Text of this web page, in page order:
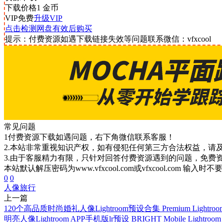
下载价格1 金币
VIP免费升级VIP
点击检测网盘有效后购买
提示：付费资源如遇下载链接失效等问题联系微信：vfxcool
常见问题
1付费资源下载如遇问题，右下角微信联系客服！
2.本站非常重视知识产权，如有侵犯任何第三方合法权益，请
3.由于客服精力有限，只针对回答付费资源遇到的问题，免费
本站默认解压密码为www.vfxcool.com或vfxcool.com 输入时不
0 0
人像旅行
上一篇
120个高品质时尚婚礼人像Lightroom预设合集 Premium
明亮人像Lightroom APP手机版lr预设 BRIGHT Mobile Lightroom